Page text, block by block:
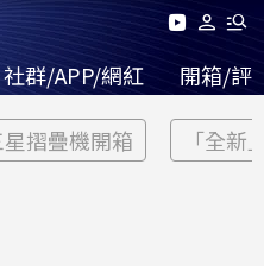
社群/APP/網紅 開箱/評
星摺疊機開箱 「全新